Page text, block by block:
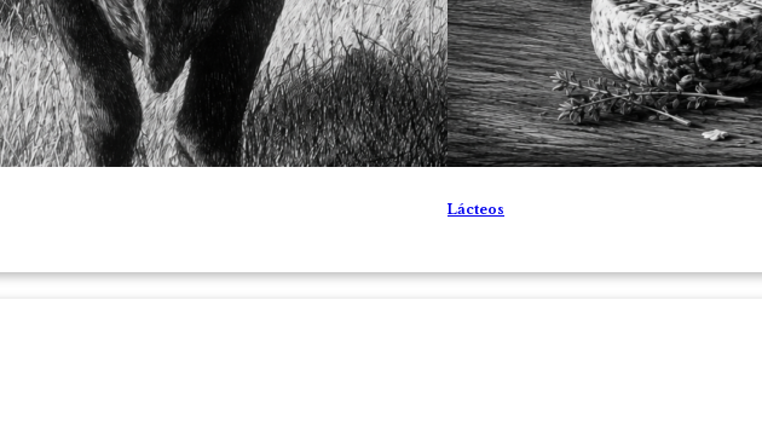
Lácteos